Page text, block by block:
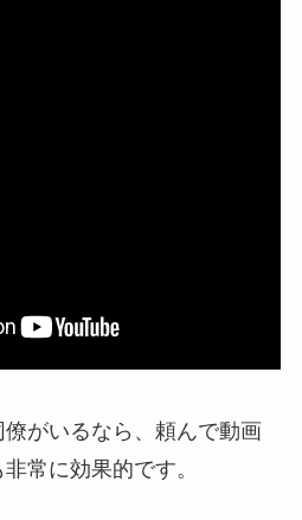
がいるなら、頼んで動画
常に効果的です。